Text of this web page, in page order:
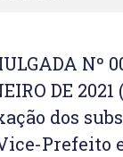
Nº
DE 2021
dos
Prefeito